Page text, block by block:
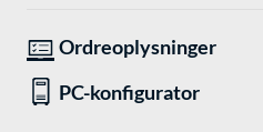
Ordreoplysninger
PC-konfigurator